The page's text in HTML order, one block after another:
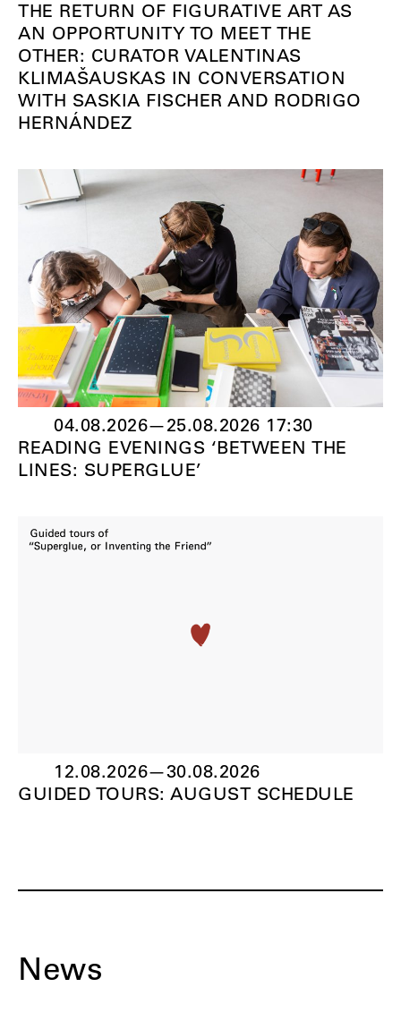
THE RETURN OF FIGURATIVE ART AS
AN OPPORTUNITY TO MEET THE
OTHER: CURATOR VALENTINAS
KLIMAŠAUSKAS IN CONVERSATION
WITH SASKIA FISCHER AND RODRIGO
HERNÁNDEZ
04.08.2026—25.08.2026 17:30
READING EVENINGS ‘BETWEEN THE
LINES: SUPERGLUE’
12.08.2026—30.08.2026
GUIDED TOURS: AUGUST SCHEDULE
News